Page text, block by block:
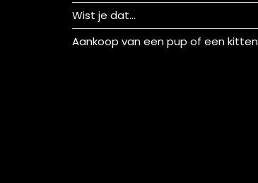
Wist je dat…
Aankoop van een pup of een kitten